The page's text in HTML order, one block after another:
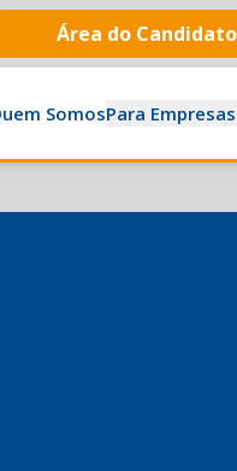
Área do Candidato
SomosPara Empresas